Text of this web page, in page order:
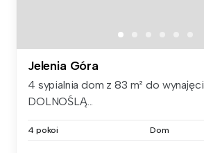
Jelenia Góra
4 sypialnia dom z 83 m² do
DOLNOŚLĄ...
4 pokoi Dom